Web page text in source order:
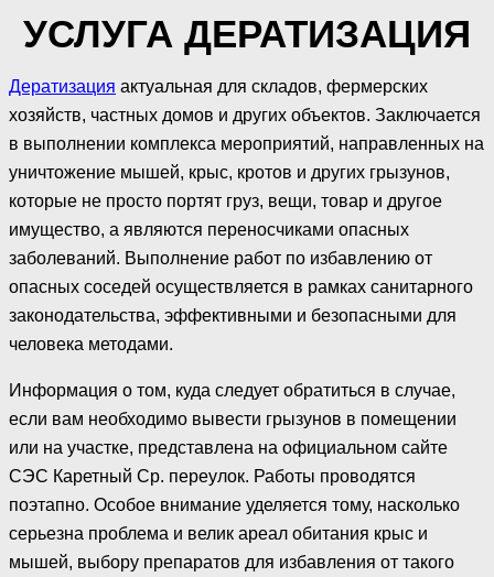
УСЛУГА ДЕРАТИЗАЦИЯ
Дератизация актуальная для складов, фермерских
хозяйств, частных домов и других объектов. Заключается
в выполнении комплекса мероприятий, направленных на
уничтожение мышей, крыс, кротов и других грызунов,
которые не просто портят груз, вещи, товар и другое
имущество, а являются переносчиками опасных
заболеваний. Выполнение работ по избавлению от
опасных соседей осуществляется в рамках санитарного
законодательства, эффективными и безопасными для
человека методами.
Информация о том, куда следует обратиться в случае,
если вам необходимо вывести грызунов в помещении
или на участке, представлена на официальном сайте
СЭС Каретный Ср. переулок. Работы проводятся
поэтапно. Особое внимание уделяется тому, насколько
серьезна проблема и велик ареал обитания крыс и
мышей, выбору препаратов для избавления от такого